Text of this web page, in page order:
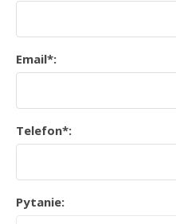
Email*:
Telefon*:
Pytanie: